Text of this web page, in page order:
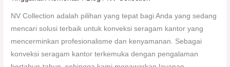
NV Collection adalah pilihan yang tepat bagi Anda yang sedang
mencari solusi terbaik untuk konveksi seragam kantor yang
mencerminkan profesionalisme dan kenyamanan. Sebagai
konveksi seragam kantor terkemuka dengan pengalaman
Kualitas
Terbaik